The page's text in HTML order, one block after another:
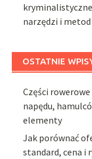
narzędzi i
OSTATNIE
Części
napędu,
elementy
Jak porównać
standard, cena i